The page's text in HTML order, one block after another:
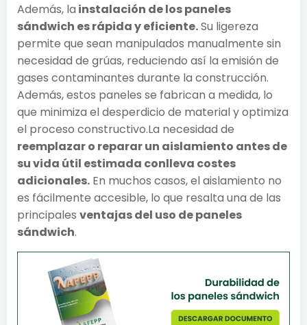
Además, la instalación de los paneles
sándwich es rápida y eficiente.Su ligereza
permite que sean manipulados manualmente sin
necesidad de grúas, reduciendo así la emisión de
gases contaminantes durante la construcción.
Además, estos paneles se fabrican a medida, lo
que minimiza el desperdicio de material y optimiza
el proceso constructivo.La necesidad de
reemplazar o reparar un aislamiento antes de
su vida útil estimada conlleva costes
adicionales. En muchos casos, el aislamiento no
es fácilmente accesible, lo que resalta una de las
principales ventajas del uso de paneles
sándwich.